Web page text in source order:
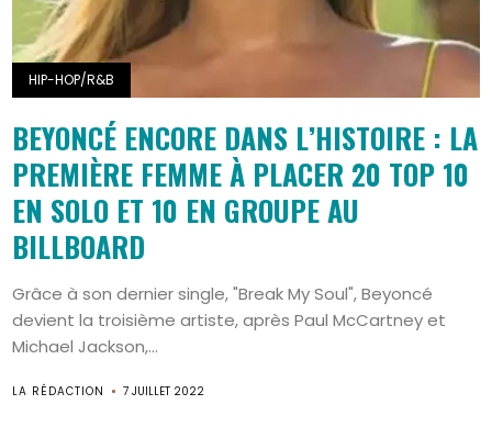
HIP-HOP/R&B
BEYONCÉ ENCORE DANS L’HISTOIRE : LA
PREMIÈRE FEMME À PLACER 20 TOP 10
EN SOLO ET 10 EN GROUPE AU
BILLBOARD
Grâce à son dernier single, "Break My Soul", Beyoncé
devient la troisième artiste, après Paul McCartney et
Michael Jackson,...
LA RÉDACTION 7 JUILLET 2022